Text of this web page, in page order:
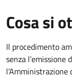
Cosa si
Il procedimento
senza
l’Amministrazione